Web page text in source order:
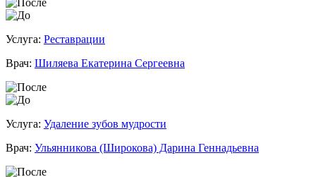
Услуга: Реставрации
Врач: Шиляева Екатерина Сергеевна
Услуга: Удаление зубов мудрости
Врач: Ульянникова (Широкова) Дарина Геннадьевна